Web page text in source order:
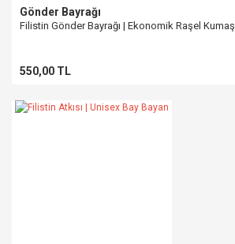
Gönder Bayrağı
Filistin Gönder Bayrağı | Ekonomik Raşel Kumaş
550,00 TL